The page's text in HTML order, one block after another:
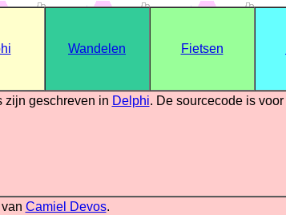
Wandelen Fietsen
zijn geschreven in Delphi. De sourcecode is
Camiel Devos.